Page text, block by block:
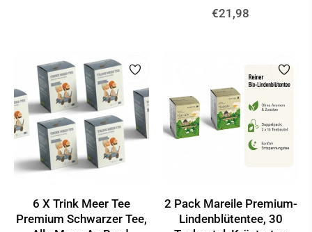
Normaler
€21,98
6 X Trink Meer Tee
Premium Schwarzer Tee,
2 Pack Mareile Premium-
Lindenblütentee, 30